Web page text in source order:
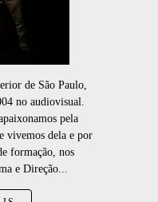
de São Paulo,
no audiovisual.
pela
vivemos dela e por
formação, nos
e Direção...